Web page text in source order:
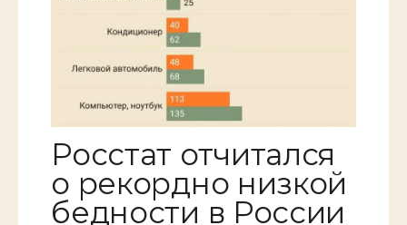
Росстат отчитался
о рекордно низкой
бедности в России